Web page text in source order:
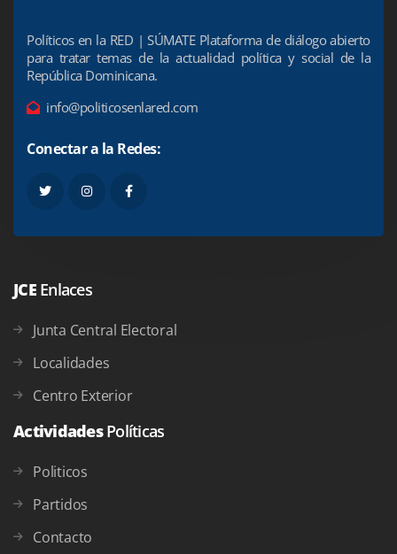
Políticos en la RED | SÚMATE Plataforma de diálogo abierto
para tratar temas de la actualidad política y social de la
República Dominicana.
info@politicosenlared.com
Conectar a la Redes:
JCE Enlaces
Junta Central Electoral
Localidades
Centro Exterior
ActividadesPolíticas
Politicos
Partidos
Contacto